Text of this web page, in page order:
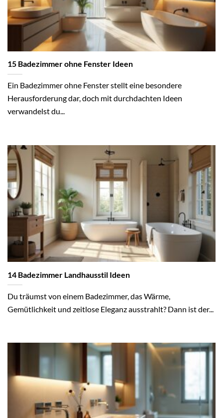
15 Badezimmer ohne Fenster Ideen
Ein Badezimmer ohne Fenster stellt eine besondere
Herausforderung dar, doch mit durchdachten Ideen
verwandelst du...
14 Badezimmer Landhausstil Ideen
Du träumst von einem Badezimmer, das Wärme,
Gemütlichkeit und zeitlose Eleganz ausstrahlt? Dann ist der...